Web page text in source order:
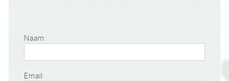
Naam:
Email: